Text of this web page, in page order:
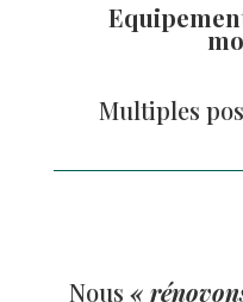
Multiples
Nous «